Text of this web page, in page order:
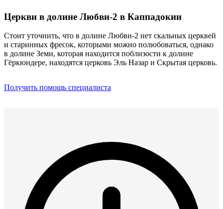
Церкви в долине Любви-2 в Каппадокии
Стоит уточнить, что в долине Любви-2 нет скальных церквей
и старинных фресок, которыми можно полюбоваться, однако
в долине Земи, которая находится поблизости к долине
Гёркюндере, находятся церковь Эль Назар и Скрытая церковь.
Получить помощь специалиста